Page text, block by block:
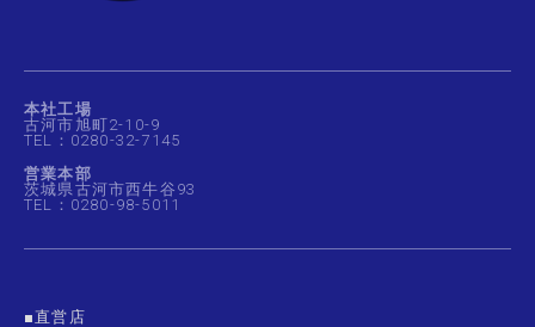
本社工場
古河市旭町2-10-9
TEL：0280-32-7145
営業本部
茨城県古河市西牛谷93
TEL：0280-98-5011
■直営店